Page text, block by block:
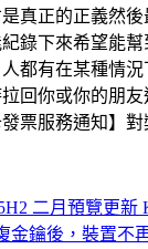
真正的正義然
錄下來希望能
都有在某種情
回你或你的朋
票服務通知】
二月預覽更新
金鑰後，裝置不